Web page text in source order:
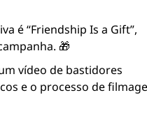
é “Friendship Is a Gift”,
🎁
vídeo de bastidores
e o processo de